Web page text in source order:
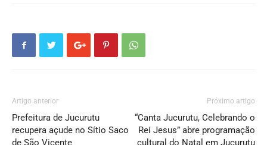
Artigo anterior
Prefeitura de Jucurutu
recupera açude no Sítio Saco
de São Vicente
Próximo artigo
“Canta Jucurutu, Celebrando o
Rei Jesus” abre programação
cultural do Natal em Jucurutu